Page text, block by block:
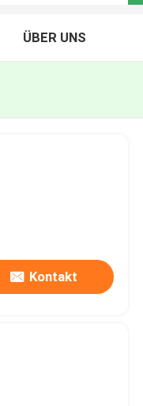
ÜBER UNS
Kontakt